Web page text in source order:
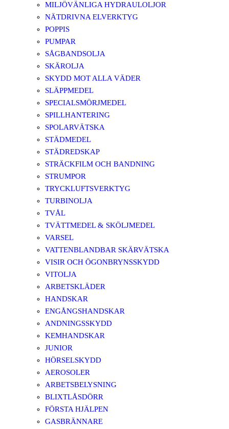
MILJÖVÄNLIGA HYDRAULOLJOR
NÄTDRIVNA ELVERKTYG
POPPIS
PUMPAR
SÅGBANDSOLJA
SKÄROLJA
SKYDD MOT ALLA VÄDER
SLÄPPMEDEL
SPECIALSMÖRJMEDEL
SPILLHANTERING
SPOLARVÄTSKA
STÄDMEDEL
STÄDREDSKAP
STRÄCKFILM OCH BANDNING
STRUMPOR
TRYCKLUFTSVERKTYG
TURBINOLJA
TVÅL
TVÄTTMEDEL & SKÖLJMEDEL
VARSEL
VATTENBLANDBAR SKÄRVÄTSKA
VISIR OCH ÖGONBRYNSSKYDD
VITOLJA
ARBETSKLÄDER
HANDSKAR
ENGÅNGSHANDSKAR
ANDNINGSSKYDD
KEMHANDSKAR
JUNIOR
HÖRSELSKYDD
AEROSOLER
ARBETSBELYSNING
BLIXTLÅSDÖRR
FÖRSTA HJÄLPEN
GASBRÄNNARE